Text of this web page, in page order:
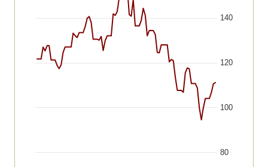
100
120
140
80